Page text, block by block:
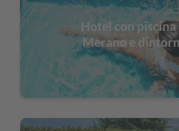
Hotel con piscina
Merano e